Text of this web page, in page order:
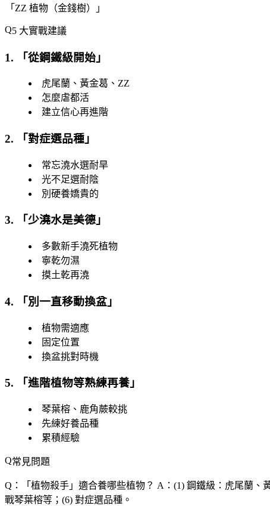
「 ZZ 植物（金錢樹） 」
5 大實戰建議
1. 「從鋼鐵級開始 」
虎尾蘭、黃金葛、ZZ
怎麼虐都活
建立信心再進階
2. 「對症選品種 」
常忘澆水選耐旱
光不足選耐陰
別硬養嬌貴的
3. 「少澆水是美德 」
多數新手澆死植物
寧乾勿濕
摸土乾再澆
4. 「 別一直移動換盆 」
植物需適應
固定位置
換盆挑對時機
5. 「進階植物等熟練再養 」
琴葉榕、鹿角蕨較挑
先練好養品種
累積經驗
常見問題
Q：「 植物殺手 」適合養哪些植物？ A：(1) 鋼鐵級：虎尾蘭、
戰琴葉榕等；(6) 對症選品種。